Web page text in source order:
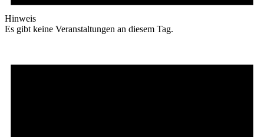
Hinweis
Es gibt keine Veranstaltungen an diesem Tag.